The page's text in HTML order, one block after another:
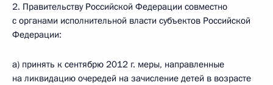
2. Правительству Российской Федерации совместно
с органами исполнительной власти субъектов Российской
Федерации:
а) принять к сентябрю 2012 г. меры, направленные
на ликвидацию очередей на зачисление детей в возрасте